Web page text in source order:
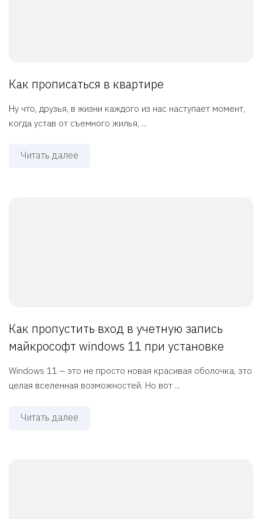
Как прописаться в квартире
Ну что, друзья, в жизни каждого из нас наступает момент,
когда устав от съемного жилья, ...
Читать далее
Как пропустить вход в учетную запись
майкрософт windows 11 при установке
Windows 11 – это не просто новая красивая оболочка, это
целая вселенная возможностей. Но вот ...
Читать далее